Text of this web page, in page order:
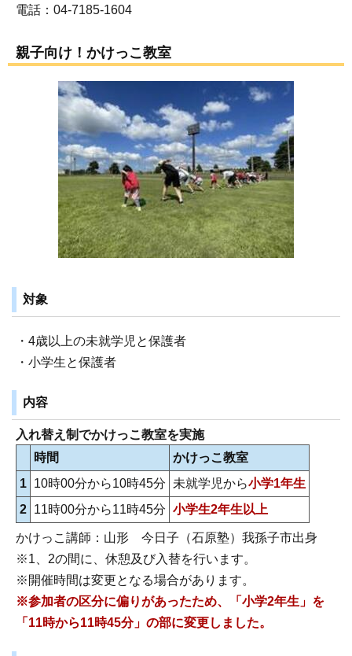
電話：04-7185-1604
親子向け！かけっこ教室
対象
・4歳以上の未就学児と保護者
・小学生と保護者
内容
入れ替え制でかけっこ教室を実施
時間
かけっこ教室
1 10時00分から10時45分 未就学児から小学1年生
2 11時00分から11時45分 小学生2年生以上
かけっこ講師：山形 今日子（石原塾）我孫子市出身
※1、2の間に、休憩及び入替を行います。
※開催時間は変更となる場合があります。
※参加者の区分に偏りがあったため、「小学2年生」を
「11時から11時45分」の部に変更しました。